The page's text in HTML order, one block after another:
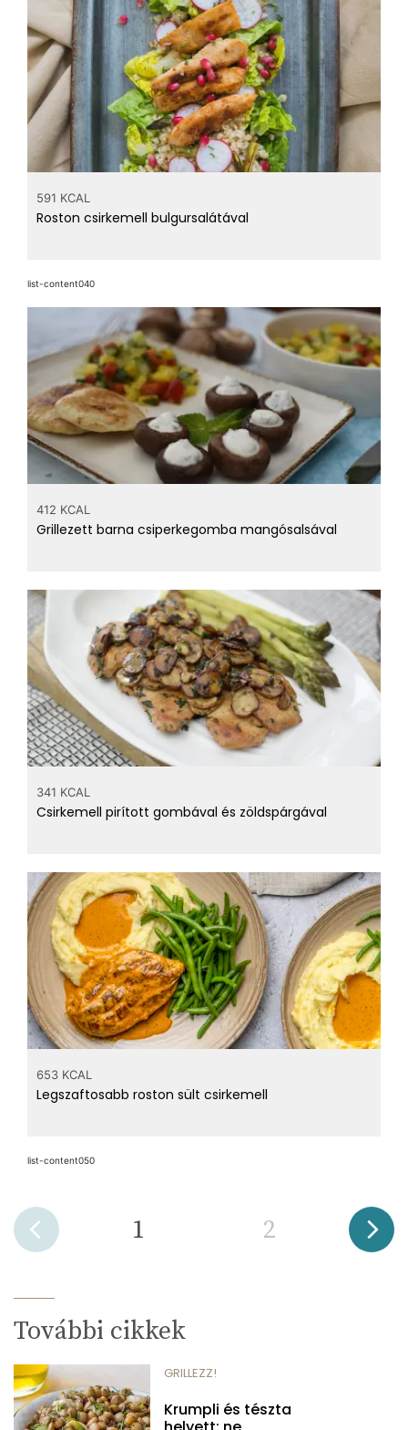
591 KCAL
Roston csirkemell bulgursalátával
list-content040
412 KCAL
Grillezett barna csiperkegomba mangósalsával
341 KCAL
Csirkemell pirított gombával és zöldspárgával
653 KCAL
Legszaftosabb roston sült csirkemell
list-content050
1 2
További cikkek
GRILLEZZ!
Krumpli és tészta